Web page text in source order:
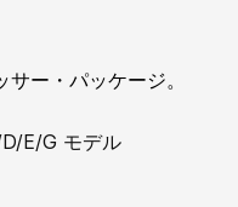
ー・パッケージ。